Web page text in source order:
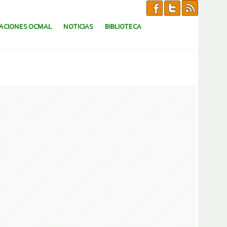
OCMAL NOTICIAS BIBLIOTECA